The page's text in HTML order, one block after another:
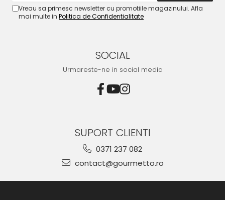
Vreau sa primesc newsletter cu promotiile magazinului. Afla
mai multe in Politica de Confidentialitate
SOCIAL
Urmareste-ne in social media
SUPORT CLIENTI
0371 237 082
contact@gourmetto.ro